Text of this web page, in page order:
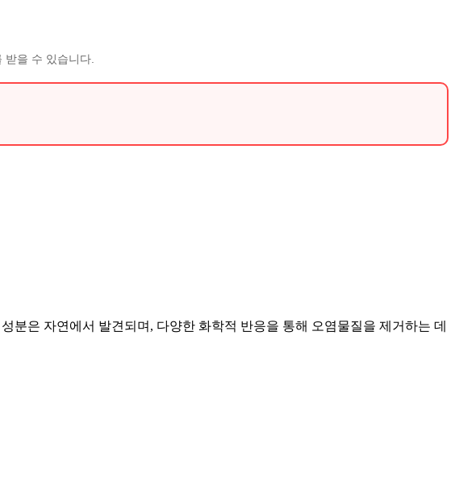
받을 수 있습니다.
분은 자연에서 발견되며, 다양한 화학적 반응을 통해 오염물질을 제거하는 데